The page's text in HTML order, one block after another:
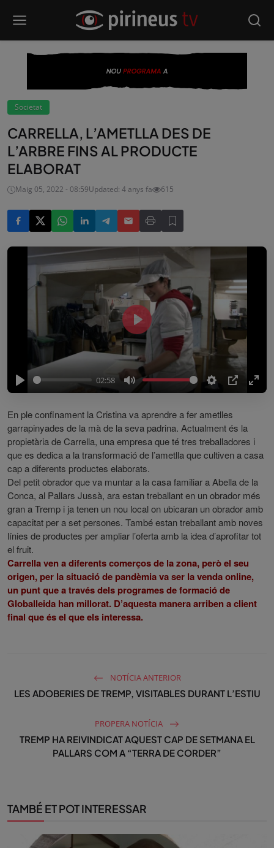
Societat
CARRELLA, L’AMETLLA DES DE
L’ARBRE FINS AL PRODUCTE
ELABORAT
Maig 05, 2022 - 08:59Updated: 4 anys fa 615
P
a
y
02:58
M
e
S
t
i
g
s
P
P
E
e
r
u
l
l
n
P
l
a
y
En ple confinament la Cristina va aprendre a fer ametlles
garrapinyades de la mà de la seva padrina. Actualment és la
propietària de Carrella, una empresa que té tres treballadores i
que es dedica a la transformació de l’ametlla que cultiven a casa
cap a diferents productes elaborats.
Del petit obrador que va muntar a la casa familiar a Abella de la
Conca, al Pallars Jussà, ara estan treballant en un obrador més
gran a Tremp i ja tenen un nou local on ubicaran un obrador amb
capacitat per a set persones. També estan treballant amb noves
línies de productes per ampliar l’oferta amb la idea d’aprofitar tot
el fruit.
Carrella ven a diferents comerços de la zona, però el seu
origen, per la situació de pandèmia va ser la venda online,
un punt que a través dels programes de formació de
Globalleida han millorat. D’aquesta manera arriben a client
final que és el que els interessa.
NOTÍCIA ANTERIOR
LES ADOBERIES DE TREMP, VISITABLES DURANT L’ESTIU
PROPERA NOTÍCIA
TREMP HA REIVINDICAT AQUEST CAP DE SETMANA EL
PALLARS COM A “TERRA DE CORDER”
TAMBÉ ET POT INTERESSAR